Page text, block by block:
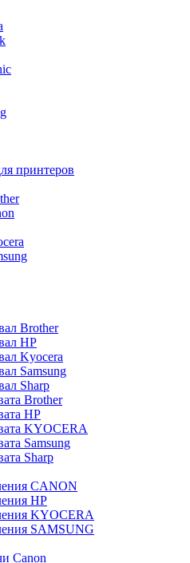
принтеров
Brother
HP
Kyocera
Samsung
Sharp
Brother
HP
KYOCERA
Samsung
Sharp
CANON
HP
KYOCERA
SAMSUNG
Canon